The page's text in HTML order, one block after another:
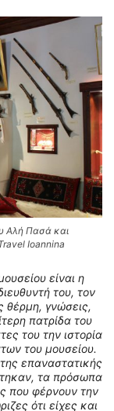
Αλή Πασά και
Ioannina
είναι η
του, τον
γνώσεις,
πατρίδα του
του την ιστορία
του μουσείου.
επαναστατικής
τα πρόσωπα
που φέρνουν την
ότι είχες και